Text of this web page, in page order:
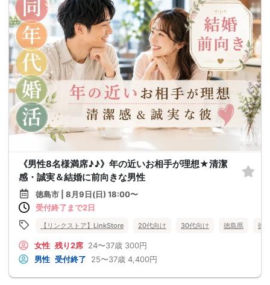
《男性8名様満席♪♪》年の近いお相手が理想★清潔
感・誠実＆結婚に前向きな男性
徳島市 | 8月9日(日) 18:00〜
受付終了まで2日
【リンクストア】LinkStore 20代向け 30代向け 徳島県 徳
女性 残り2席 24〜37歳 300円
男性 受付終了 25〜37歳 4,400円